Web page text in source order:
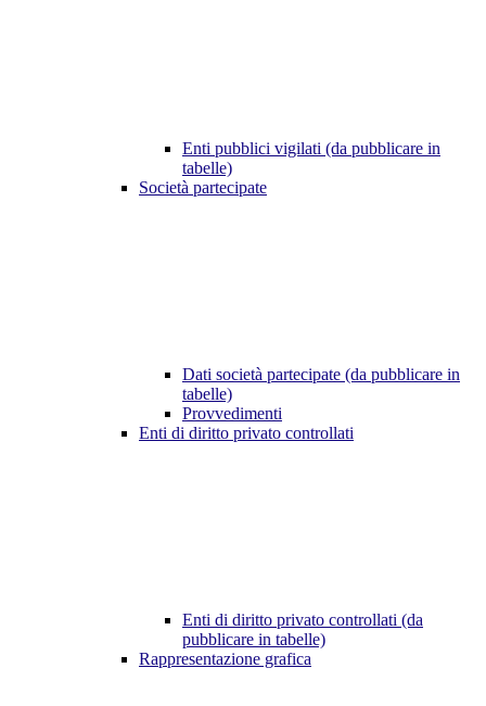
Enti pubblici vigilati (da pubblicare in
tabelle)
Società partecipate
Dati società partecipate (da pubblicare in
tabelle)
Provvedimenti
Enti di diritto privato controllati
Enti di diritto privato controllati (da
pubblicare in tabelle)
Rappresentazione grafica